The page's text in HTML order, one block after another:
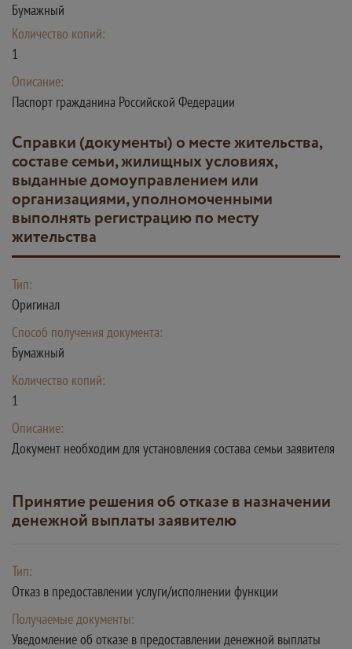
Бумажный
Количество копий:
1
Описание:
Паспорт гражданина Российской Федерации
Справки (документы) о месте жительства,
составе семьи, жилищных условиях,
выданные домоуправлением или
организациями, уполномоченными
выполнять регистрацию по месту
жительства
Тип:
Оригинал
Способ получения документа:
Бумажный
Количество копий:
1
Описание:
Документ необходим для установления состава семьи заявителя
Принятие решения об отказе в назначении
денежной выплаты заявителю
Тип:
Отказ в предоставлении услуги/исполнении функции
Получаемые документы:
Уведомление об отказе в предоставлении денежной выплаты